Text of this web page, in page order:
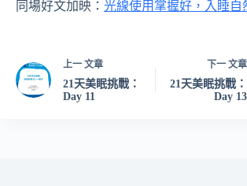
同場好文加映： 光線使用掌握好，入睡自
上一 文章
21天美眠挑戰：
Day 11
下一文章
21天美眠挑戰：
Day 13